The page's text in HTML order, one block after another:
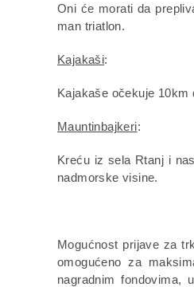
Oni će morati da
man triatlon.
Kajakaši:
Kajakaše očekuje
Mauntinbajkeri:
Kreću iz sela Rtanj i
nadmorske visine.
Mogućnost prijave za
omogućeno za
nagradnim